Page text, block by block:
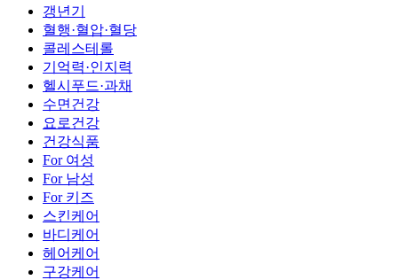
갱년기
혈행·혈압·혈당
콜레스테롤
기억력·인지력
헬시푸드·과채
수면건강
요로건강
건강식품
For 여성
For 남성
For 키즈
스킨케어
바디케어
헤어케어
구강케어